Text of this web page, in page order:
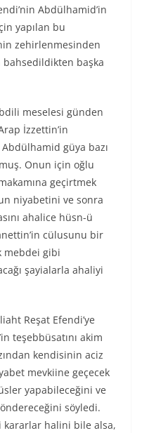
Abdülhamid’in
yapılan bu
zehirlenmesinden
başka
meselesi günden
İzzettin’in
güya bazı
Onun için oğlu
geçirtmek
niyabetini ve sonra
ahalice hüsn-ü
cülusunu bir
mebdei gibi
şayialarla ahaliyi
Reşat Efendi’ye
teşebbüsatını akim
kendisinin aciz
mevkiine geçecek
yapabileceğini ve
söyledi.
kararlar halini bile alsa,